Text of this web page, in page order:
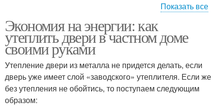
Наружные двери Двери с учетом
Витражные двери Материал на дверях
Показать все
Экономия на энергии: как
утеплить двери в частном доме
своими руками
Утепление двери из металла не придется делать, если
дверь уже имеет слой «заводского» утеплителя. Если же
без утепления не обойтись, то поступаем следующим
образом: